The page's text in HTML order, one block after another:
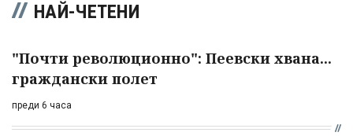
НАЙ-ЧЕТЕНИ
"Почти революционно": Пеевски хвана...
граждански полет
преди 6 часа